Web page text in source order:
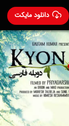
دانلود مایکت